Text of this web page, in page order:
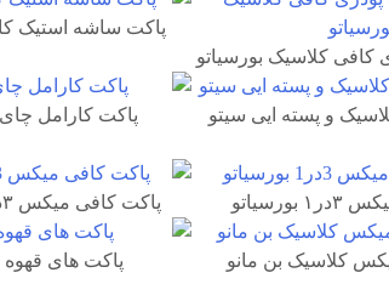
کلاسیک بورسیاتو
پاکت ساشه استیک
و پسته ایی سیتو
پاکت کارامل چای
پاکت کافی میکس ۳در۱ گلد بن مانو
کلاسیک بن مانو
پاکت های